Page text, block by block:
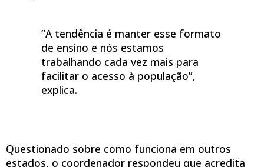
“A tendência é manter esse formato
de ensino e nós estamos
trabalhando cada vez mais para
facilitar o acesso à população”,
explica.
Questionado sobre como funciona em outros
estados, o coordenador respondeu que acredita